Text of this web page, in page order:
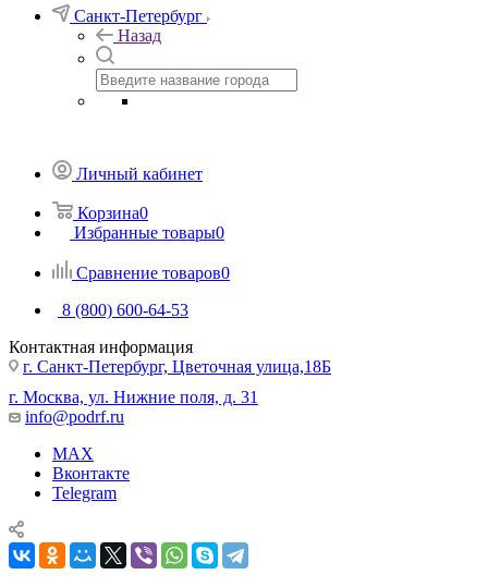
Санкт-Петербург
Назад
Личный кабинет
Корзина0
Избранные товары0
Сравнение товаров0
8 (800) 600-64-53
Контактная информация
г. Санкт-Петербург, Цветочная улица,18Б
г. Москва, ул. Нижние поля, д. 31
info@podrf.ru
MAX
Вконтакте
Telegram